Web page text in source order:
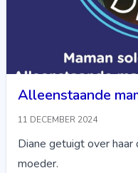
Alleenstaande
11 DECEMBER 2024
Diane getuigt over
moeder.